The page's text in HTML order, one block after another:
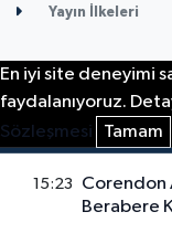
Yayın İlkeleri
En iyi site deneyimi
faydalanıyoruz.
Sözleşmesi
Tamam
15:23
Corendon
Berabere